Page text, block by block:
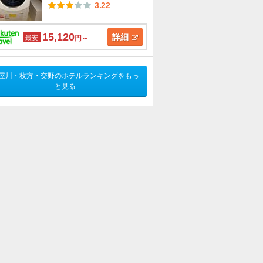
3.22
最安 15,120円～ 詳細
川・枚方・交野のホテルランキングをもっ
と見る